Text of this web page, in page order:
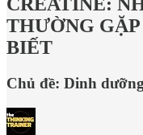
THƯỜNG
BIẾT
Chủ đề: Dinh